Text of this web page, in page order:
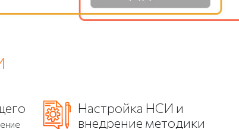
Настройка НСИ и
внедрение методики